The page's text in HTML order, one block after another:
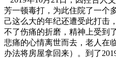
芳一顿毒打，为此住院了一个
己这么大的年纪还遭受此打击
不了伤痛的折磨，精神上受到
悲痛的心情离世而去，老人在
办法将房屋拿回来）。到了